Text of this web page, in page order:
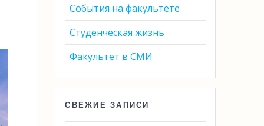
События на факультете
Студенческая жизнь
Факультет в СМИ
СВЕЖИЕ ЗАПИСИ